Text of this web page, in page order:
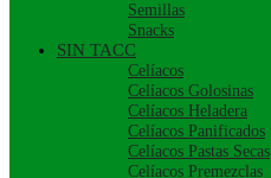
Semillas
Snacks
SIN TACC
Celíacos
Celíacos Golosinas
Celíacos Heladera
Celíacos Panificados
Celíacos Pastas Secas
Celíacos Premezclas